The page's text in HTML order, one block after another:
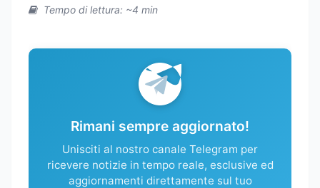
Tempo di lettura: ~4 min
Rimani sempre aggiornato!
Unisciti al nostro canale Telegram per
ricevere notizie in tempo reale, esclusive ed
aggiornamenti direttamente sul tuo